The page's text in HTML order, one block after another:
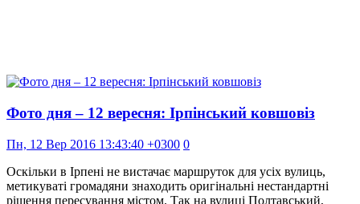
Фото дня – 12 вересня: Ірпінський ковшовіз
Пн, 12 Вер 2016 13:43:40 +0300 0
Оскільки в Ірпені не вистачає маршруток для усіх вулиць,
метикуваті громадяни знаходить оригінальні нестандартні
рішення пересування містом. Так на вулиці Полтавський,